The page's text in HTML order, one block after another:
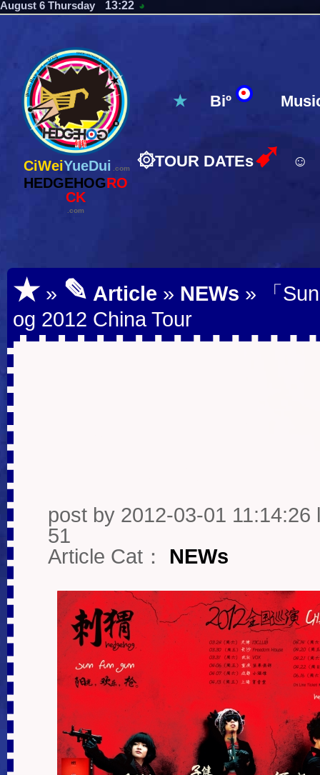
August 6 Thursday 13:22 ◕
CiWeiYueDui .com
HEDGEHOGRO
CK
.com
★ Biº
۞TOUR DATEs➹ ☺
★» ✎ Article » NEWs » 「
og 2012 China Tour
post by 2012-03-01
51
Article Cat： NEWs